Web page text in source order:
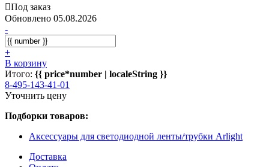
Под заказ
Обновлено 05.08.2026
-
+
В корзину
Итого: {{ price*number | localeString }}
8-495-143-41-01
Уточнить цену
Подборки товаров:
Аксессуары для светодиодной ленты/трубки Arlight
Доставка